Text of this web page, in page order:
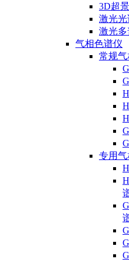
3D超
激光
激光
气相色谱仪
常规
专用